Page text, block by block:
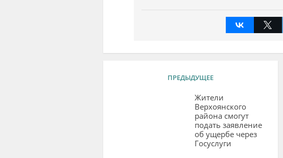
ПРЕДЫДУЩЕЕ
Жители
Верхоянского
района смогут
подать заявление
об ущербе через
Госуслуги